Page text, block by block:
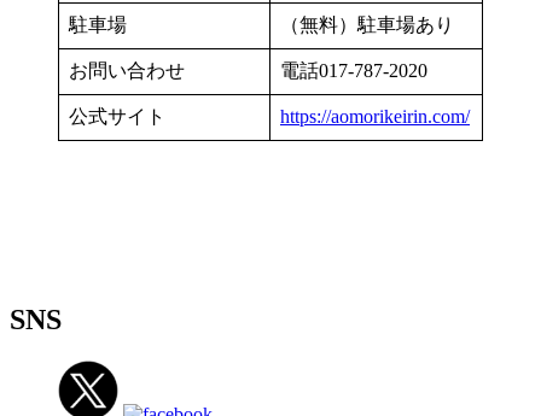
駐車場 （無料）駐車場あり
お問い合わせ 電話017-787-2020
公式サイト https://aomorikeirin.com/
SNS